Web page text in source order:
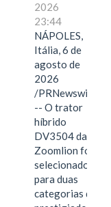
2026
23:44
NÁPOLES,
Itália, 6 de
agosto de
2026
/PRNewswire/
-- O trator
híbrido
DV3504 da
Zoomlion foi
selecionado
para duas
categorias do